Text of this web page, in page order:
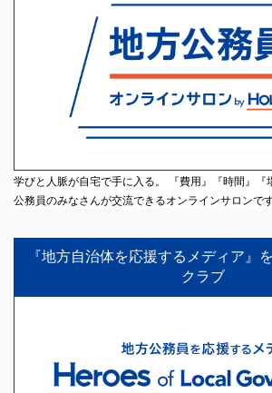
学びと人脈が自宅で手に入る。 『費用』『時間』『
公務員のみなさんが交流できるオンラインサロンです
『地方自治体を応援するメディア』
クラブ